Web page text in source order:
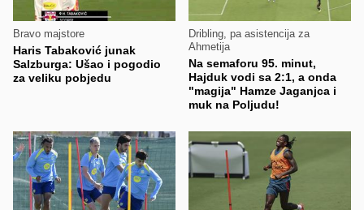
Bravo majstore
Haris Tabaković junak
Salzburga: Ušao i pogodio
za veliku pobjedu
Dribling, pa asistencija za
Ahmetija
Na semaforu 95. minut,
Hajduk vodi sa 2:1, a onda
"magija" Hamze Jaganjca i
muk na Poljudu!